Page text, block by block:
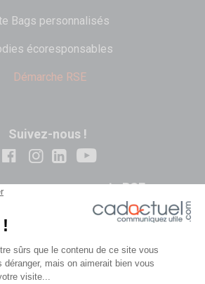
Bags personnalisés
écoresponsables
Démarche RSE
Suivez-nous !
nos engagements RSE